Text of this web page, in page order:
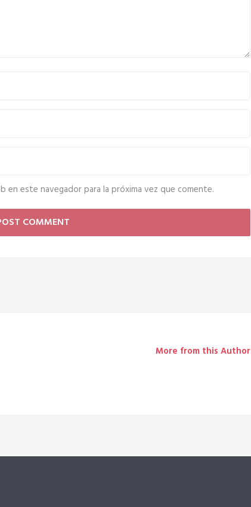
en este navegador para la próxima vez que comente.
More from this Author